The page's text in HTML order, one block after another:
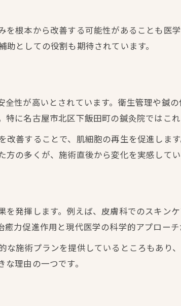
知恵と美容鍼の融合ポイント
洋医学が生む新しい美容習慣
洋医学で目指す全身美のメリット
める美容鍼の魅力
自然治癒力を引き出す仕組み
向上に美容鍼が選ばれる理由
両立させる美容鍼の活用術
に美容鍼が注目される理由
たるみ解消が期待できる理由
に美容鍼が効果的な仕組み
根本から改善する可能性があることも医
としての役割も期待されています。
性が高いとされています。衛生管理や鍼
に名古屋市北区下飯田町の鍼灸院ではこれ
善することで、肌細胞の再生を促進しま
の多くが、施術直後から変化を実感してい
発揮します。例えば、皮膚科でのスキン
力促進作用と現代医学の科学的アプローチ
施術プランを提供しているところもあり
理由の一つです。